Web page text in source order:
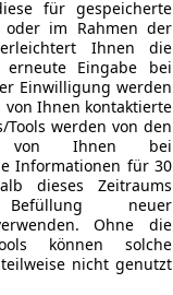
für gespeicherte
oder im Rahmen der
Ihnen die
Eingabe bei
Einwilligung werden
Ihnen kontaktierte
werden von den
von Ihnen bei
Informationen für 30
dieses Zeitraums
neuer
Ohne die
können solche
nicht genutzt